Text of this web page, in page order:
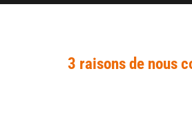
3 raisons de nous